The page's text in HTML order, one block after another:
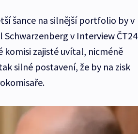
šance na silnější portfolio by v
Schwarzenberg v Interview ČT24
komisi zajisté uvítal, nicméně
silné postavení, že by na zisk